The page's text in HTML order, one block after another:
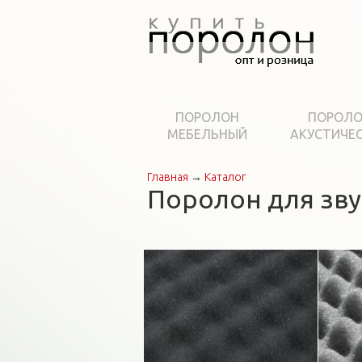
ПОРОЛОН
МЕБЕЛЬНЫЙ
Вы здесь
Главная → Каталог
Поролон для